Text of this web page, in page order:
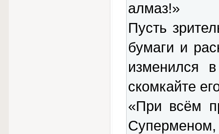
алмаз!»
Пусть
бумаги и
изменился
скомкайте
«При всём